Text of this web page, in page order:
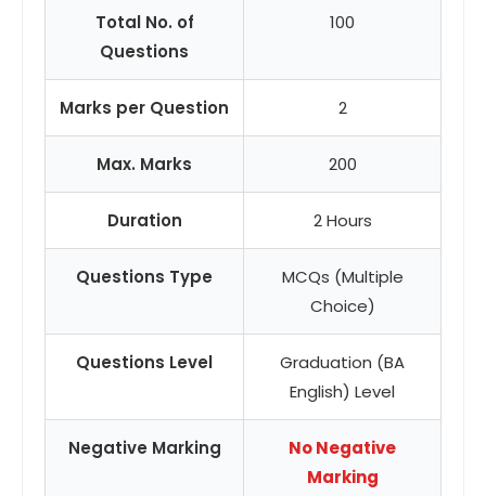
Total No. of
Questions
100
Marks per Question 2
Max. Marks 200
Duration 2 Hours
Questions Type
MCQs (Multiple
Choice)
Questions Level
Graduation (BA
English) Level
Negative Marking
No Negative
Marking